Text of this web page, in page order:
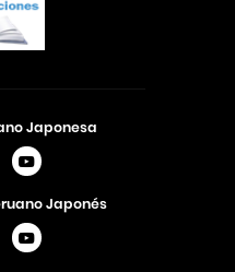
Japonesa
Japonés